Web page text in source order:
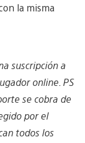
la misma
suscripción a
online. PS
se cobra de
por el
todos los